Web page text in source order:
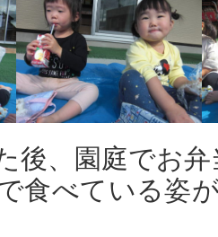
後、園庭でお
食べている姿